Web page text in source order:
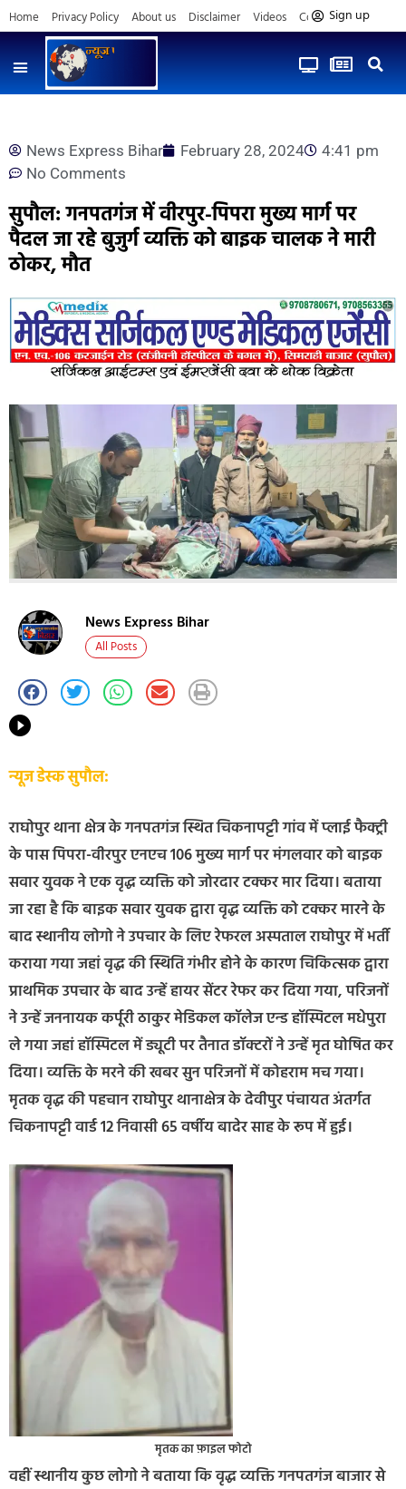
Home Privacy Policy About us Disclaimer Videos Contact us
Sign up
News Express Bihar February 28, 2024
4:41 pm
No Comments
सुपौल: गनपतगंज में वीरपुर-पिपरा मुख्य मार्ग पर
पैदल जा रहे बुजुर्ग व्यक्ति को बाइक चालक ने मारी
ठोकर, मौत
News Express Bihar
All Posts
न्यूज डेस्क सुपौल:
राघोपुर थाना क्षेत्र के गनपतगंज स्थित चिकनापट्टी गांव में प्लाई फैक्ट्री
के पास पिपरा-वीरपुर एनएच 106 मुख्य मार्ग पर मंगलवार को बाइक
सवार युवक ने एक वृद्ध व्यक्ति को जोरदार टक्कर मार दिया। बताया
जा रहा है कि बाइक सवार युवक द्वारा वृद्ध व्यक्ति को टक्कर मारने के
बाद स्थानीय लोगो ने उपचार के लिए रेफरल अस्पताल राघोपुर में भर्ती
कराया गया जहां वृद्ध की स्थिति गंभीर होने के कारण चिकित्सक द्वारा
प्राथमिक उपचार के बाद उन्हें हायर सेंटर रेफर कर दिया गया, परिजनों
ने उन्हें जननायक कर्पूरी ठाकुर मेडिकल कॉलेज एन्ड हॉस्पिटल मधेपुरा
ले गया जहां हॉस्पिटल में ड्यूटी पर तैनात डॉक्टरों ने उन्हें मृत घोषित कर
दिया। व्यक्ति के मरने की खबर सुन परिजनों में कोहराम मच गया।
मृतक वृद्ध की पहचान राघोपुर थानाक्षेत्र के देवीपुर पंचायत अंतर्गत
चिकनापट्टी वार्ड 12 निवासी 65 वर्षीय बादेर साह के रूप में हुई।
मृतक का फ़ाइल फोटो
वहीं स्थानीय कुछ लोगो ने बताया कि वृद्ध व्यक्ति गनपतगंज बाजार से